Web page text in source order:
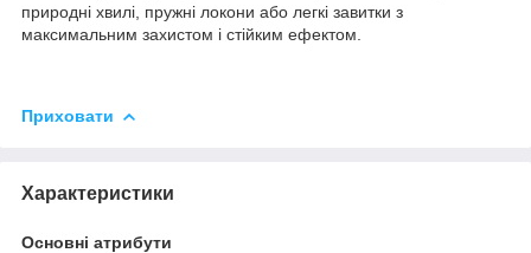
природні хвилі, пружні локони або легкі завитки з
максимальним захистом і стійким ефектом.
Приховати
Характеристики
Основні атрибути